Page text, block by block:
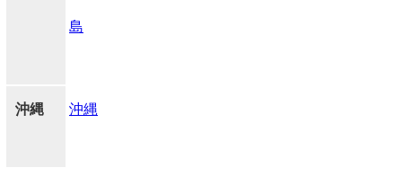
島
沖縄 沖縄